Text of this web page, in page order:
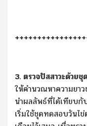
3. ตรวจปัสสาวะด้วย
ให้คำนวณหาความยา
นำผลลัพธ์ที่ได้เทียบกั
เริ่มใช้ชุดทดสอบวัน